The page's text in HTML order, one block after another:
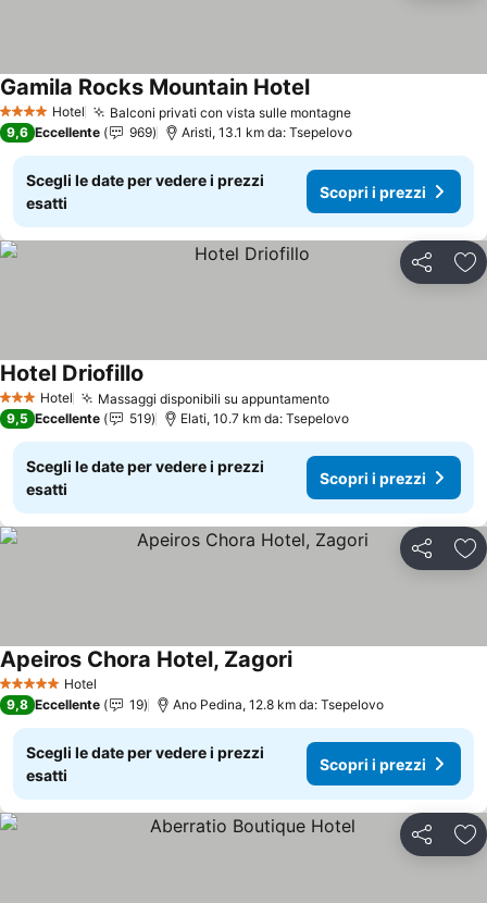
4 Stelle Hotel Balconi privati con vista sulle montagneScopri i prezzi
Gamila Rocks Mountain HotelScopri i prezzi
9,6 Eccellente 969 Aristi, 13.1 km da: Tsepelovo
Scegli le date per vedere i prezzi
esatti
Scopri i prezzi
Condividi
3 StelleHotel Massaggi disponibili su appuntamentoScopri i prezzi
Hotel Driofillo
9,5 Eccellente 519 Elati, 10.7 km da: Tsepelovo
Scegli le date per vedere i prezzi
esatti
Scopri i prezzi
Condividi
5 Stelle Hotel
Apeiros Chora Hotel, ZagoriScopri i prezzi
9,8 Eccellente 19 Ano Pedina, 12.8 km da: Tsepelovo
Scegli le date per vedere i prezzi
esatti
Scopri i prezzi
Condividi